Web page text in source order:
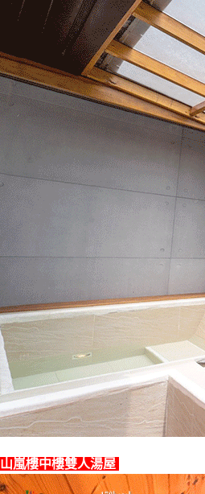
山嵐樓中樓雙人湯屋